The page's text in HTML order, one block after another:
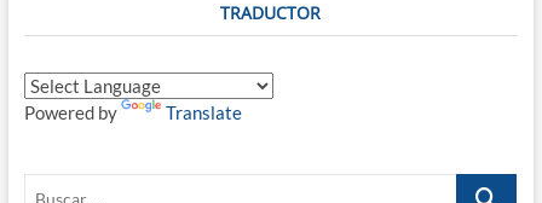
TRADUCTOR
Powered by Translate
Buscar